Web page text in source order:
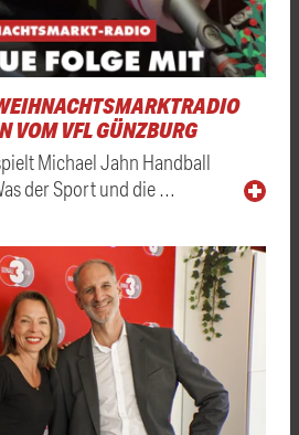
VOM VFL GÜNZBURG
Michael Jahn Handball
der Sport und die …